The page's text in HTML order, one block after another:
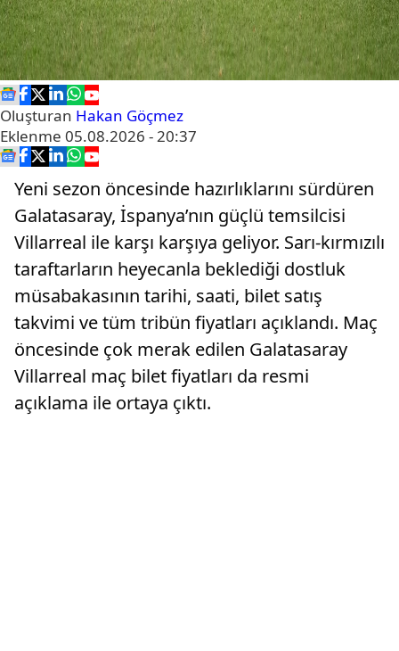
Oluşturan Hakan Göçmez
Eklenme 05.08.2026 - 20:37
Yeni sezon öncesinde hazırlıklarını sürdüren
Galatasaray, İspanya’nın güçlü temsilcisi
Villarreal ile karşı karşıya geliyor. Sarı-kırmızılı
taraftarların heyecanla beklediği dostluk
müsabakasının tarihi, saati, bilet satış
takvimi ve tüm tribün fiyatları açıklandı. Maç
öncesinde çok merak edilen Galatasaray
Villarreal maç bilet fiyatları da resmi
açıklama ile ortaya çıktı.